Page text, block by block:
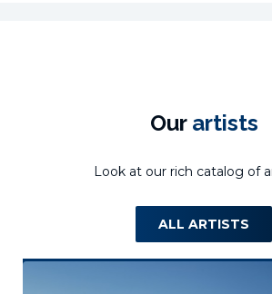
Our artists
Look at our rich catalog of
ALL ARTISTS